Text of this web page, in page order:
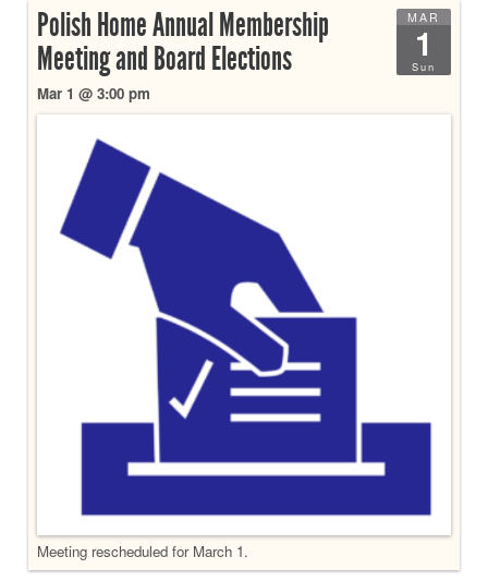
MAR
1
Sun
Polish Home Annual Membership
Meeting and Board Elections
Mar 1 @ 3:00 pm
Meeting rescheduled for March 1.